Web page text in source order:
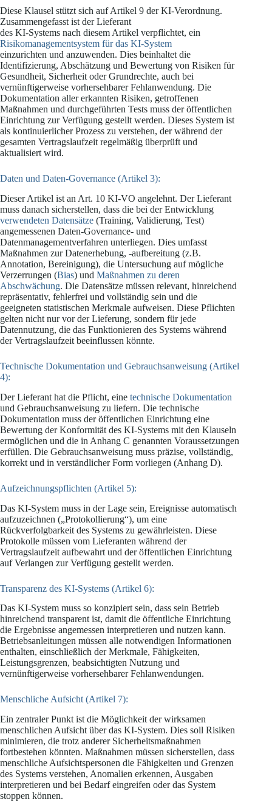
Diese Klausel stützt sich auf Artikel 9 der KI-Verordnung.
Zusammengefasst ist der Lieferant
des KI-Systems nach diesem Artikel verpflichtet, ein
Risikomanagementsystem für das KI-System
einzurichten und anzuwenden. Dies beinhaltet die
Identifizierung, Abschätzung und Bewertung von Risiken für
Gesundheit, Sicherheit oder Grundrechte, auch bei
vernünftigerweise vorhersehbarer Fehlanwendung. Die
Dokumentation aller erkannten Risiken, getroffenen
Maßnahmen und durchgeführten Tests muss der öffentlichen
Einrichtung zur Verfügung gestellt werden. Dieses System ist
als kontinuierlicher Prozess zu verstehen, der während der
gesamten Vertragslaufzeit regelmäßig überprüft und
aktualisiert wird.
Daten und Daten-Governance (Artikel 3):
Dieser Artikel ist an Art. 10 KI-VO angelehnt. Der Lieferant
muss danach sicherstellen, dass die bei der Entwicklung
verwendeten Datensätze (Training, Validierung, Test)
angemessenen Daten-Governance- und
Datenmanagementverfahren unterliegen. Dies umfasst
Maßnahmen zur Datenerhebung, -aufbereitung (z.B.
Annotation, Bereinigung), die Untersuchung auf mögliche
Verzerrungen (Bias) und Maßnahmen zu deren
Abschwächung. Die Datensätze müssen relevant, hinreichend
repräsentativ, fehlerfrei und vollständig sein und die
geeigneten statistischen Merkmale aufweisen. Diese Pflichten
gelten nicht nur vor der Lieferung, sondern für jede
Datennutzung, die das Funktionieren des Systems während
der Vertragslaufzeit beeinflussen könnte.
Technische Dokumentation und Gebrauchsanweisung (Artikel
4):
Der Lieferant hat die Pflicht, eine technische Dokumentation
und Gebrauchsanweisung zu liefern. Die technische
Dokumentation muss der öffentlichen Einrichtung eine
Bewertung der Konformität des KI-Systems mit den Klauseln
ermöglichen und die in Anhang C genannten Voraussetzungen
erfüllen. Die Gebrauchsanweisung muss präzise, vollständig,
korrekt und in verständlicher Form vorliegen (Anhang D).
Aufzeichnungspflichten (Artikel 5):
Das KI-System muss in der Lage sein, Ereignisse automatisch
aufzuzeichnen („Protokollierung“), um eine
Rückverfolgbarkeit des Systems zu gewährleisten. Diese
Protokolle müssen vom Lieferanten während der
Vertragslaufzeit aufbewahrt und der öffentlichen Einrichtung
auf Verlangen zur Verfügung gestellt werden.
Transparenz des KI-Systems (Artikel 6):
Das KI-System muss so konzipiert sein, dass sein Betrieb
hinreichend transparent ist, damit die öffentliche Einrichtung
die Ergebnisse angemessen interpretieren und nutzen kann.
Betriebsanleitungen müssen alle notwendigen Informationen
enthalten, einschließlich der Merkmale, Fähigkeiten,
Leistungsgrenzen, beabsichtigten Nutzung und
vernünftigerweise vorhersehbarer Fehlanwendungen.
Menschliche Aufsicht (Artikel 7):
Ein zentraler Punkt ist die Möglichkeit der wirksamen
menschlichen Aufsicht über das KI-System. Dies soll Risiken
minimieren, die trotz anderer Sicherheitsmaßnahmen
fortbestehen könnten. Maßnahmen müssen sicherstellen, dass
menschliche Aufsichtspersonen die Fähigkeiten und Grenzen
des Systems verstehen, Anomalien erkennen, Ausgaben
interpretieren und bei Bedarf eingreifen oder das System
stoppen können.